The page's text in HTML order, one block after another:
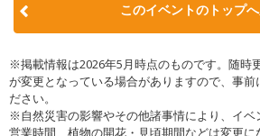
このイベントのトップ
※掲載情報は2026年5月時点のものです。随時
が変更となっている場合がありますので、事前
ださい。
※自然災害の影響やその他諸事情により、イベ
営業時間、植物の開花・見頃期間などは変更に